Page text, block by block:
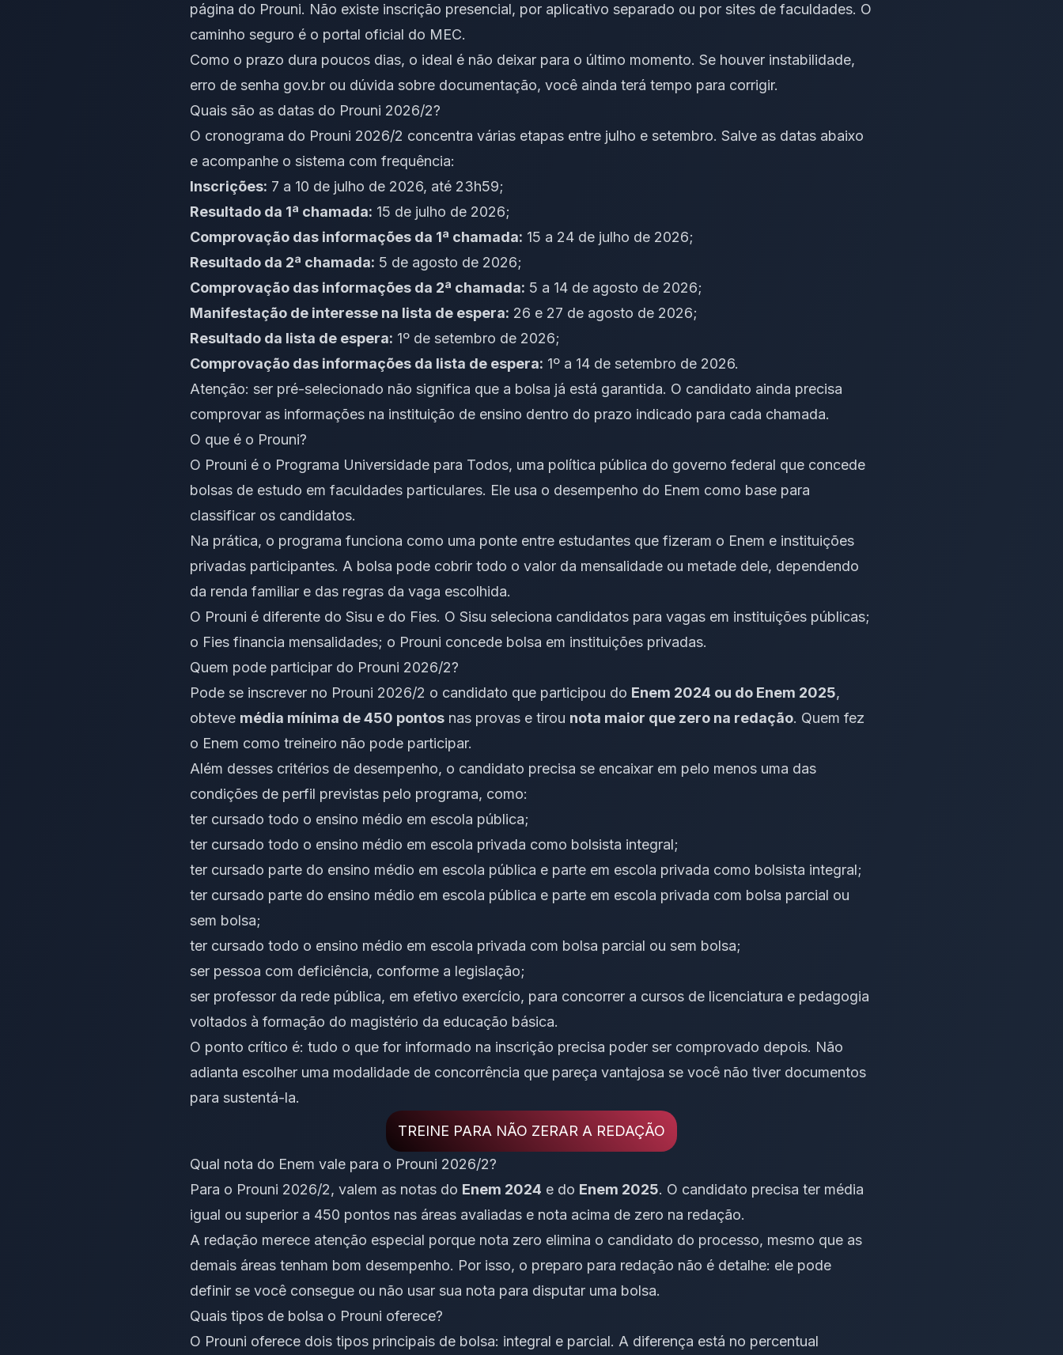
página do Prouni. Não existe inscrição presencial, por aplicativo separado ou por sites de faculdades. O
caminho seguro é o portal oficial do MEC.
Como o prazo dura poucos dias, o ideal é não deixar para o último momento. Se houver instabilidade,
erro de senha gov.br ou dúvida sobre documentação, você ainda terá tempo para corrigir.
Quais são as datas do Prouni 2026/2?
O cronograma do Prouni 2026/2 concentra várias etapas entre julho e setembro. Salve as datas abaixo
e acompanhe o sistema com frequência:
Inscrições: 7 a 10 de julho de 2026, até 23h59;
Resultado da 1ª chamada: 15 de julho de 2026;
Comprovação das informações da 1ª chamada: 15 a 24 de julho de 2026;
Resultado da 2ª chamada: 5 de agosto de 2026;
Comprovação das informações da 2ª chamada: 5 a 14 de agosto de 2026;
Manifestação de interesse na lista de espera: 26 e 27 de agosto de 2026;
Resultado da lista de espera: 1º de setembro de 2026;
Comprovação das informações da lista de espera: 1º a 14 de setembro de 2026.
Atenção: ser pré-selecionado não significa que a bolsa já está garantida. O candidato ainda precisa
comprovar as informações na instituição de ensino dentro do prazo indicado para cada chamada.
O que é o Prouni?
O Prouni é o Programa Universidade para Todos, uma política pública do governo federal que concede
bolsas de estudo em faculdades particulares. Ele usa o desempenho do Enem como base para
classificar os candidatos.
Na prática, o programa funciona como uma ponte entre estudantes que fizeram o Enem e instituições
privadas participantes. A bolsa pode cobrir todo o valor da mensalidade ou metade dele, dependendo
da renda familiar e das regras da vaga escolhida.
O Prouni é diferente do Sisu e do Fies. O Sisu seleciona candidatos para vagas em instituições públicas;
o Fies financia mensalidades; o Prouni concede bolsa em instituições privadas.
Quem pode participar do Prouni 2026/2?
Pode se inscrever no Prouni 2026/2 o candidato que participou do Enem 2024 ou do Enem 2025,
obteve média mínima de 450 pontos nas provas e tirou nota maior que zero na redação. Quem fez
o Enem como treineiro não pode participar.
Além desses critérios de desempenho, o candidato precisa se encaixar em pelo menos uma das
condições de perfil previstas pelo programa, como:
ter cursado todo o ensino médio em escola pública;
ter cursado todo o ensino médio em escola privada como bolsista integral;
ter cursado parte do ensino médio em escola pública e parte em escola privada como bolsista integral;
ter cursado parte do ensino médio em escola pública e parte em escola privada com bolsa parcial ou
sem bolsa;
ter cursado todo o ensino médio em escola privada com bolsa parcial ou sem bolsa;
ser pessoa com deficiência, conforme a legislação;
ser professor da rede pública, em efetivo exercício, para concorrer a cursos de licenciatura e pedagogia
voltados à formação do magistério da educação básica.
O ponto crítico é: tudo o que for informado na inscrição precisa poder ser comprovado depois. Não
adianta escolher uma modalidade de concorrência que pareça vantajosa se você não tiver documentos
para sustentá-la.
TREINE PARA NÃO ZERAR A REDAÇÃO
Qual nota do Enem vale para o Prouni 2026/2?
Para o Prouni 2026/2, valem as notas do Enem 2024 e do Enem 2025. O candidato precisa ter média
igual ou superior a 450 pontos nas áreas avaliadas e nota acima de zero na redação.
A redação merece atenção especial porque nota zero elimina o candidato do processo, mesmo que as
demais áreas tenham bom desempenho. Por isso, o preparo para redação não é detalhe: ele pode
definir se você consegue ou não usar sua nota para disputar uma bolsa.
Quais tipos de bolsa o Prouni oferece?
O Prouni oferece dois tipos principais de bolsa: integral e parcial. A diferença está no percentual